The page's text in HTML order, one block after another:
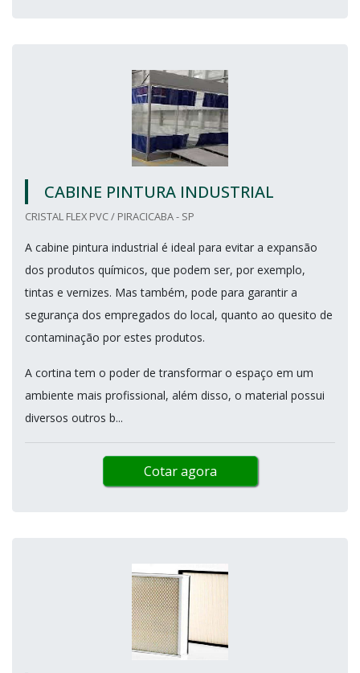
CABINE PINTURA INDUSTRIAL
CRISTAL FLEX PVC / PIRACICABA - SP
A cabine pintura industrial é ideal para evitar a expansão
dos produtos químicos, que podem ser, por exemplo,
tintas e vernizes. Mas também, pode para garantir a
segurança dos empregados do local, quanto ao quesito de
contaminação por estes produtos.
A cortina tem o poder de transformar o espaço em um
ambiente mais profissional, além disso, o material possui
diversos outros b...
Cotar agora